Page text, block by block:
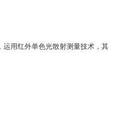
用红外单色光散射测量技术，其